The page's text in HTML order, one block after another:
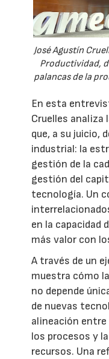
José Agustín
Productividad,
palancas de la
En esta
Cruelles analiza
que, a su juicio,
industrial: la
gestión de la
gestión del
tecnología. Un
en la capacidad
más valor con
A través de un
muestra cómo
no depende
de nuevas
alineación
los procesos y
recursos. Una